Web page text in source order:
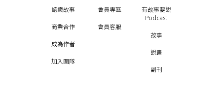
認識故事
商業合作
成為作者
加入團隊
會員專區
會員客服
有故事要說
Podcast
故事
說書
副刊